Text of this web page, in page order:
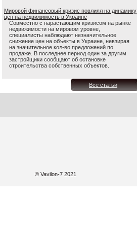
Мировой финансовый кризис повлиял на динамику
цен на недвижимость в Украине
Совместно с нарастающим кризисом на рынке
недвижимости на мировом уровне,
специалисты наблюдают незначительное
снижение цен на объекты в Украине, невзирая
на значительное кол-во предложений по
продаже. В последнее период один за другим
застройщики сообщают об остановке
строительства собственных объектов.
Все статьи
© Vavilon-7 2021